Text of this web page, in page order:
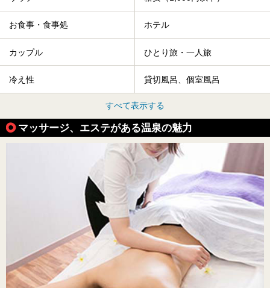
お食事・食事処 ホテル
カップル ひとり旅・一人旅
冷え性 貸切風呂、個室風呂
すべて表示する
マッサージ、エステがある温泉の魅力